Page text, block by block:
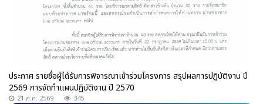
ประกาศ รายชื่อผู้ได้รับการพิจารณาเข้าร่วมโครงการ สรุปผลการปฏิบัติงาน ปี
2569 การจัดทำแผนปฏิบัติงาน ปี 2570
21 ก.ค. 2569 345